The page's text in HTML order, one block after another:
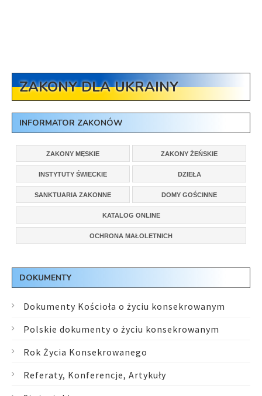
ZAKONY DLA UKRAINY
INFORMATOR ZAKONÓW
ZAKONY MĘSKIE ZAKONY ŻEŃSKIE
INSTYTUTY ŚWIECKIE DZIEŁA
SANKTUARIA ZAKONNE DOMY GOŚCINNE
KATALOG ONLINE
OCHRONA MAŁOLETNICH
DOKUMENTY
Dokumenty Kościoła o życiu konsekrowanym
Polskie dokumenty o życiu konsekrowanym
Rok Życia Konsekrowanego
Referaty, Konferencje, Artykuły